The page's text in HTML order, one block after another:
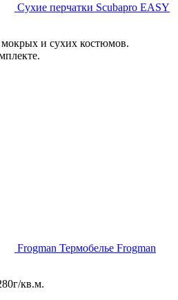
Сухие перчатки Scubapro EASY
и сухих костюмов.
Frogman Термобелье Frogman
кв.м.